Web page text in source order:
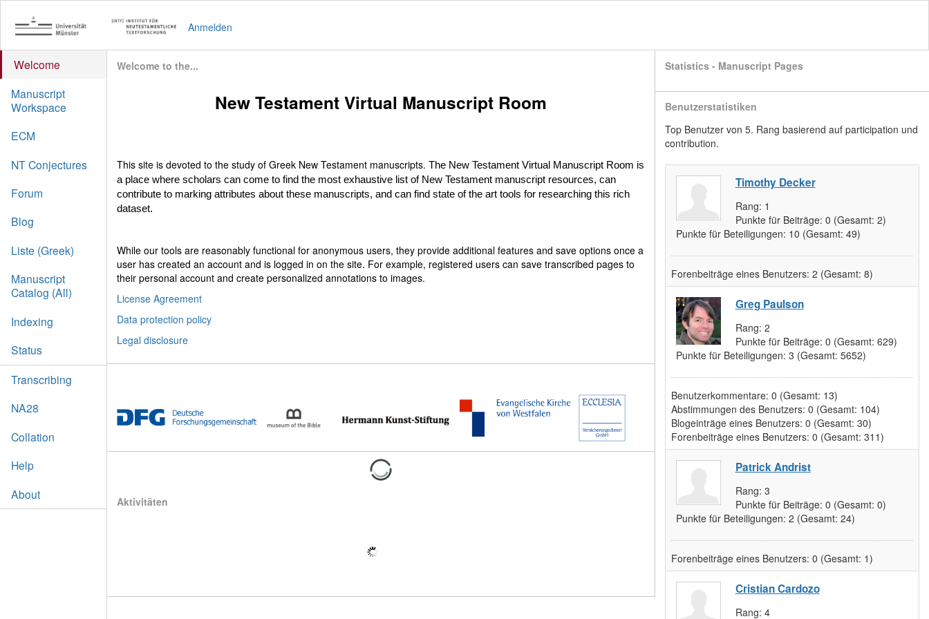
Anmelden
Welcome
Manuscript
Workspace
ECM
NT Conjectures
Forum
Blog
Liste (Greek)
Manuscript
Catalog (All)
Indexing
Status
Transcribing
NA28
Collation
Help
About
Welcome to the...
New Testament Virtual Manuscript Room
This site is devoted to the study of Greek New Testament manuscripts. The New Testament Virtual Manuscript Room is
a place where scholars can come to find the most exhaustive list of New Testament manuscript resources, can
contribute to marking attributes about these manuscripts, and can find state of the art tools for researching this rich
dataset.
While our tools are reasonably functional for anonymous users, they provide additional features and save options once a
user has created an account and is logged in on the site. For example, registered users can save transcribed pages to
their personal account and create personalized annotations to images.
License Agreement
Data protection policy
Legal disclosure
Aktivitäten
Statistics - Manuscript Pages
Benutzerstatistiken
Top Benutzer von 5. Rang basierend auf participation und
contribution.
Timothy Decker
Rang: 1
Punkte für Beiträge: 0 (Gesamt: 2)
Punkte für Beteiligungen: 10 (Gesamt: 49)
Forenbeiträge eines Benutzers: 2 (Gesamt: 8)
Greg Paulson
Rang: 2
Punkte für Beiträge: 0 (Gesamt: 629)
Punkte für Beteiligungen: 3 (Gesamt: 5652)
Benutzerkommentare: 0 (Gesamt: 13)
Abstimmungen des Benutzers: 0 (Gesamt: 104)
Blogeinträge eines Benutzers: 0 (Gesamt: 30)
Forenbeiträge eines Benutzers: 0 (Gesamt: 311)
Patrick Andrist
Rang: 3
Punkte für Beiträge: 0 (Gesamt: 0)
Punkte für Beteiligungen: 2 (Gesamt: 24)
Forenbeiträge eines Benutzers: 0 (Gesamt: 1)
Cristian Cardozo
Rang: 4